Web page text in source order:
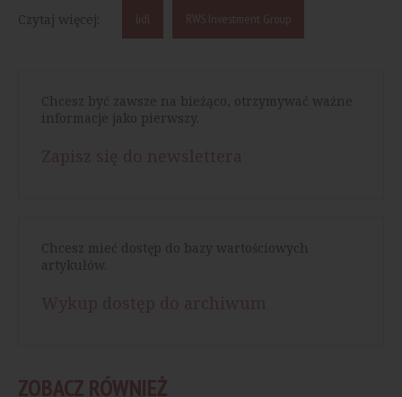
Czytaj więcej: lidl RWS Investment Group
Chcesz być zawsze na bieżąco, otrzymywać ważne
informacje jako pierwszy.
Chcesz mieć dostęp do bazy wartościowych
artykułów.
ZOBACZ RÓWNIEŻ